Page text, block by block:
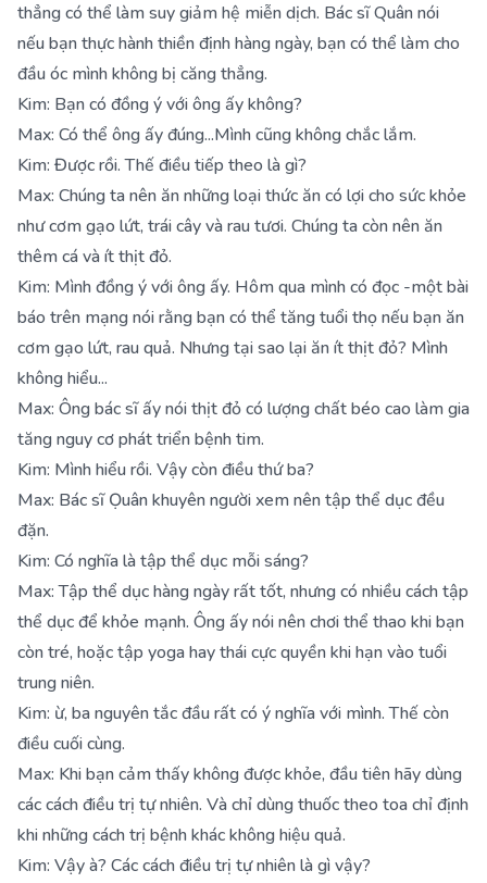
thẳng có thể làm suy giảm hệ miễn dịch. Bác sĩ Quân nói
nếu bạn thực hành thiền định hàng ngày, bạn có thể làm cho
đầu óc mình không bị căng thẳng.
Kim: Bạn có đồng ý với ông ấy không?
Max: Có thể ông ấy đúng...Mình cũng không chắc lắm.
Kim: Được rồi. Thế điều tiếp theo là gì?
Max: Chúng ta nên ăn những loại thức ăn có lợi cho sức khỏe
như cơm gạo lứt, trái cây và rau tươi. Chúng ta còn nên ăn
thêm cá và ít thịt đỏ.
Kim: Mình đồng ý với ông ấy. Hôm qua mình có đọc -một bài
báo trên mạng nói rằng bạn có thể tăng tuổi thọ nếu bạn ăn
cơm gạo lứt, rau quả. Nhưng tại sao lại ăn ít thịt đỏ? Mình
không hiểu...
Max: Ông bác sĩ ấy nói thịt đỏ có lượng chất béo cao làm gia
tăng nguy cơ phát triển bệnh tim.
Kim: Mình hiểu rồi. Vậy còn điều thứ ba?
Max: Bác sĩ Ọuân khuyên người xem nên tập thể dục đều
đặn.
Kim: Có nghĩa là tập thể dục mỗi sáng?
Max: Tập thể dục hàng ngày rất tốt, nhưng có nhiều cách tập
thể dục để khỏe mạnh. Ông ấy nói nên chơi thể thao khi bạn
còn tré, hoặc tập yoga hay thái cực quyền khi hạn vào tuổi
trung niên.
Kim: ừ, ba nguyên tắc đầu rất có ý nghĩa với mình. Thế còn
điều cuối cùng.
Max: Khi bạn cảm thấy không được khỏe, đầu tiên hãy dùng
các cách điều trị tự nhiên. Và chỉ dùng thuốc theo toa chỉ định
khi những cách trị bệnh khác không hiệu quả.
Kim: Vậy à? Các cách điều trị tự nhiên là gì vậy?